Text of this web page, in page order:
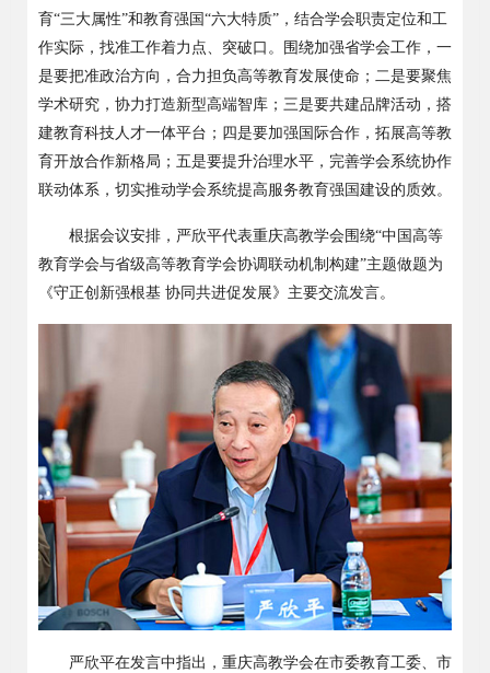
育“三大属性”和教育强国“六大特质”，结合学会职责定位和工
作实际，找准工作着力点、突破口。围绕加强省学会工作，一
是要把准政治方向，合力担负高等教育发展使命；二是要聚焦
学术研究，协力打造新型高端智库；三是要共建品牌活动，搭
建教育科技人才一体平台；四是要加强国际合作，拓展高等教
育开放合作新格局；五是要提升治理水平，完善学会系统协作
联动体系，切实推动学会系统提高服务教育强国建设的质效。
根据会议安排，严欣平代表重庆高教学会围绕“中国高等
教育学会与省级高等教育学会协调联动机制构建”主题做题为
《守正创新强根基 协同共进促发展》主要交流发言。
严欣平在发言中指出， 重庆高教学会在市委教育工委、市